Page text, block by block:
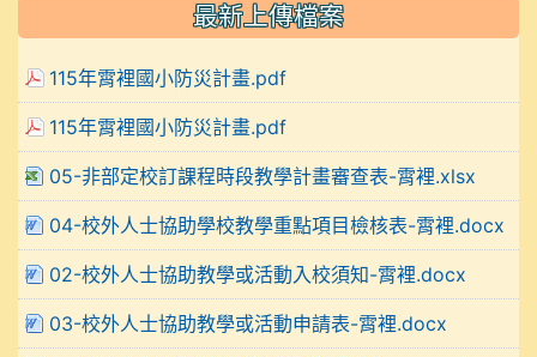
最新上傳檔案
115年霄裡國小防災計畫.pdf
115年霄裡國小防災計畫.pdf
05-非部定校訂課程時段教學計畫審查表-霄裡.xlsx
04-校外人士協助學校教學重點項目檢核表-霄裡.docx
02-校外人士協助教學或活動入校須知-霄裡.docx
03-校外人士協助教學或活動申請表-霄裡.docx